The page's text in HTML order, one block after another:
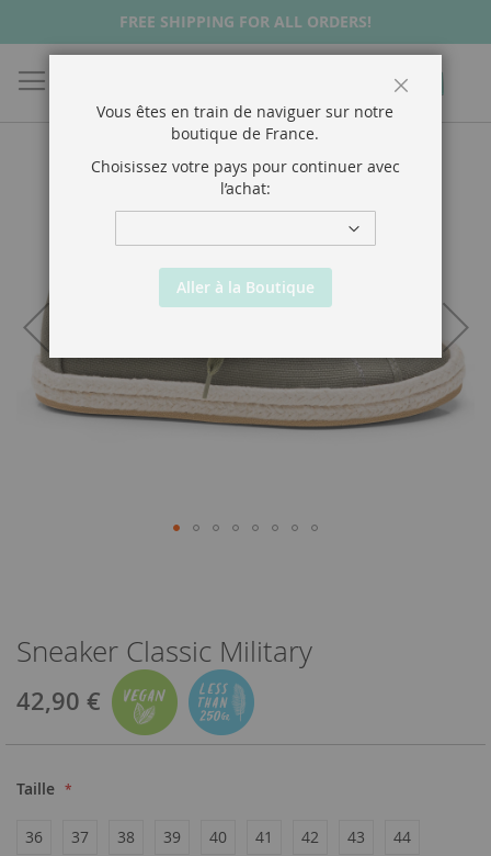
FREE SHIPPING FOR ALL ORDERS!
Chercher
Sneaker Classic Military
42,90 €
Taille
36 37 38 39 40 41 42 43
44
Vous êtes en train de naviguer sur notre
boutique de France.
Choisissez votre pays pour continuer avec
l’achat:
Aller à la Boutique